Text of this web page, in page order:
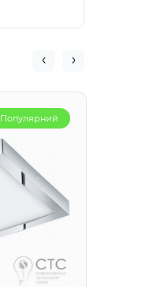
Популярний